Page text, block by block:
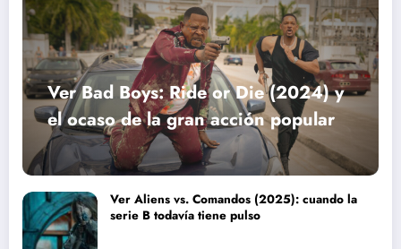
Ver Bad Boys: Ride or Die (2024) y
el ocaso de la gran acción popular
Ver Aliens vs. Comandos (2025): cuando la
serie B todavía tiene pulso